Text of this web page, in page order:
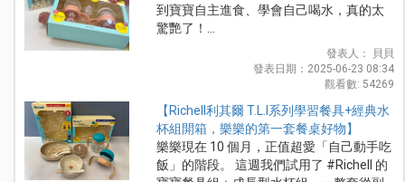
到寶寶自主進食、學會自己喝水，真的太
驚艷了！...
發表人： 貝貝
發表日期：2025-06-23 08:34
觀看數: 54269
【Richell利其爾 T.L.I系列學習餐具+經典水
杯組開箱，樂樂的第一套餐桌好物】
樂樂現在 10 個月，正值超愛「自己動手吃
飯」的階段。 這週我們試用了 #Richell 的